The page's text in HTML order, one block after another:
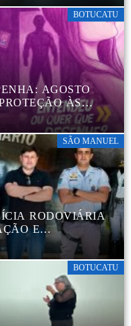
BOTUCATU
AGOSTO
ÀS
SÃO MANUEL
RODOVIÁRIA
E
BOTUCATU